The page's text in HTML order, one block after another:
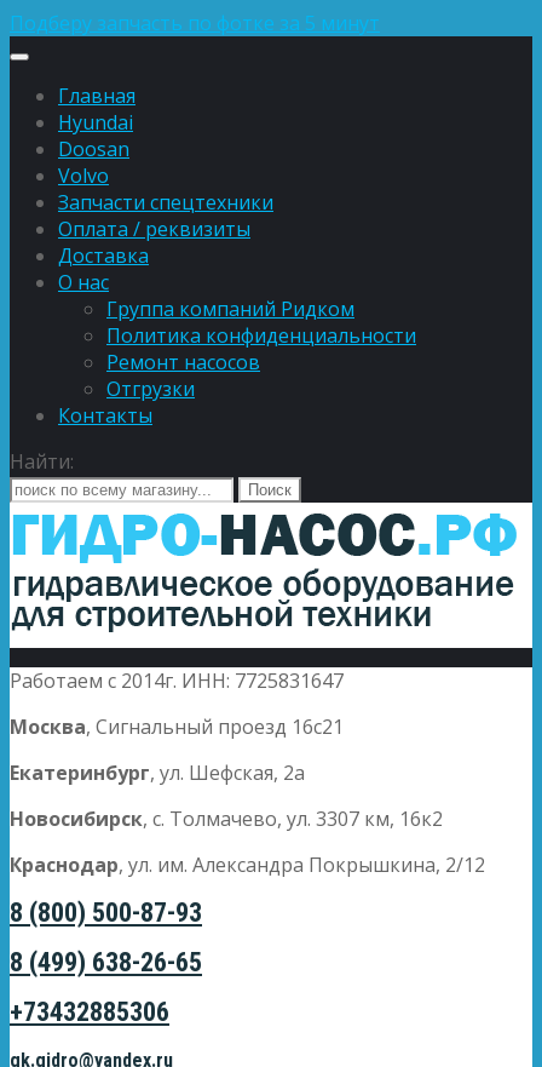
Подберу запчасть по фотке за 5 минут
Главная
Hyundai
Doosan
Volvo
Запчасти спецтехники
Оплата / реквизиты
Доставка
О нас
Группа компаний Ридком
Политика конфиденциальности
Ремонт насосов
Отгрузки
Контакты
Найти:
Работаем с 2014г. ИНН: 7725831647
Москва, Сигнальный проезд 16с21
Екатеринбург, ул. Шефская, 2а
Новосибирск, с. Толмачево, ул. 3307 км, 16к2
Краснодар, ул. им. Александра Покрышкина, 2/12
8 (800) 500-87-93
8 (499) 638-26-65
+73432885306
gk.gidro@yandex.ru